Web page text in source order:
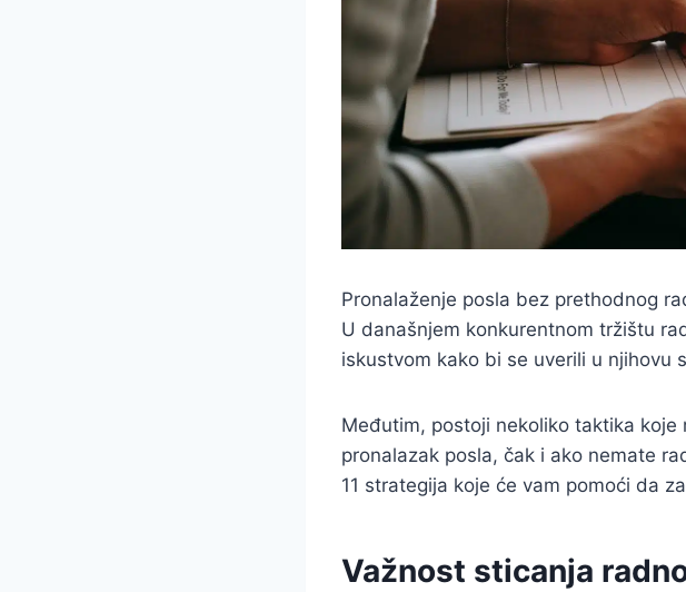
Pronalaženje posla bez prethodnog
U današnjem konkurentnom tržištu
iskustvom kako bi se uverili u njihovu
Međutim, postoji nekoliko taktika
pronalazak posla, čak i ako nemate
11 strategija koje će vam pomoći da
Važnost sticanja